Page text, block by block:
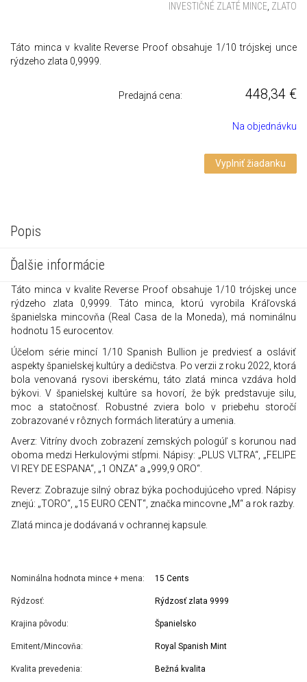
INVESTIČNÉ ZLATÉ MINCE ZLATO
Táto minca v kvalite Reverse Proof obsahuje 1/10 trójskej unce
rýdzeho zlata 0,9999.
Predajná cena: 448,34 €
Na objednávku
Vyplniť žiadanku
Popis
Ďalšie informácie
Táto minca v kvalite Reverse Proof obsahuje 1/10 trójskej unce
rýdzeho zlata 0,9999. Táto minca, ktorú vyrobila Kráľovská
španielska mincovňa (Real Casa de la Moneda), má nominálnu
hodnotu 15 eurocentov.
Účelom série mincí 1/10 Spanish Bullion je predviesť a osláviť
aspekty španielskej kultúry a dedičstva. Po verzii z roku 2022, ktorá
bola venovaná rysovi iberskému, táto zlatá minca vzdáva hold
býkovi. V španielskej kultúre sa hovorí, že býk predstavuje silu,
moc a statočnosť. Robustné zviera bolo v priebehu storočí
zobrazované v rôznych formách literatúry a umenia.
Averz: Vitríny dvoch zobrazení zemských pologúľ s korunou nad
oboma medzi Herkulovými stĺpmi. Nápisy: „PLUS VLTRA“, „FELIPE
VI REY DE ESPANA“, „1 ONZA“ a „999,9 ORO“.
Reverz: Zobrazuje silný obraz býka pochodujúceho vpred. Nápisy
znejú: „TORO“, „15 EURO CENT“, značka mincovne „M“ a rok razby.
Zlatá minca je dodávaná v ochrannej kapsule.
Nominálna hodnota mince + mena: 15 Cents
Rýdzosť: Rýdzosť zlata 9999
Krajina pôvodu: Španielsko
Emitent/Mincovňa: Royal Spanish Mint
Kvalita prevedenia: Bežná kvalita